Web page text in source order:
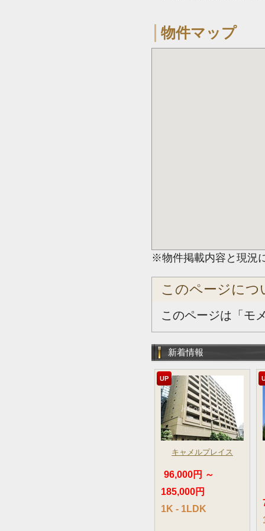
物件マップ
※物件掲載内容と現況
このページにつ
このページは「モ
新着情報
UP
キャメルプレイス
96,000円 ～
185,000円
1K - 1LDK